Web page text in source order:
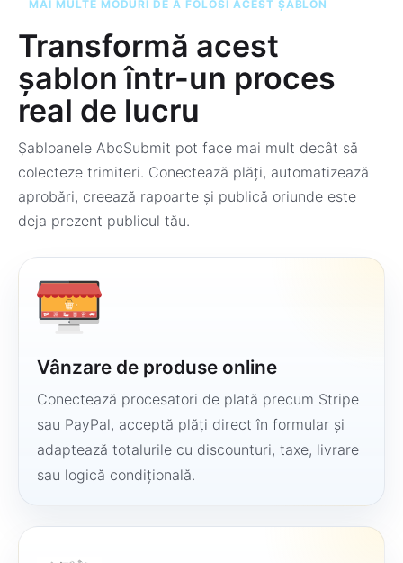
MAI MULTE MODURI DE A FOLOSI ACEST ȘABLON
Transformă acest
șablon într-un proces
real de lucru
Șabloanele AbcSubmit pot face mai mult decât să
colecteze trimiteri. Conectează plăți, automatizează
aprobări, creează rapoarte și publică oriunde este
deja prezent publicul tău.
Vânzare de produse online
Conectează procesatori de plată precum Stripe
sau PayPal, acceptă plăți direct în formular și
adaptează totalurile cu discounturi, taxe, livrare
sau logică condițională.